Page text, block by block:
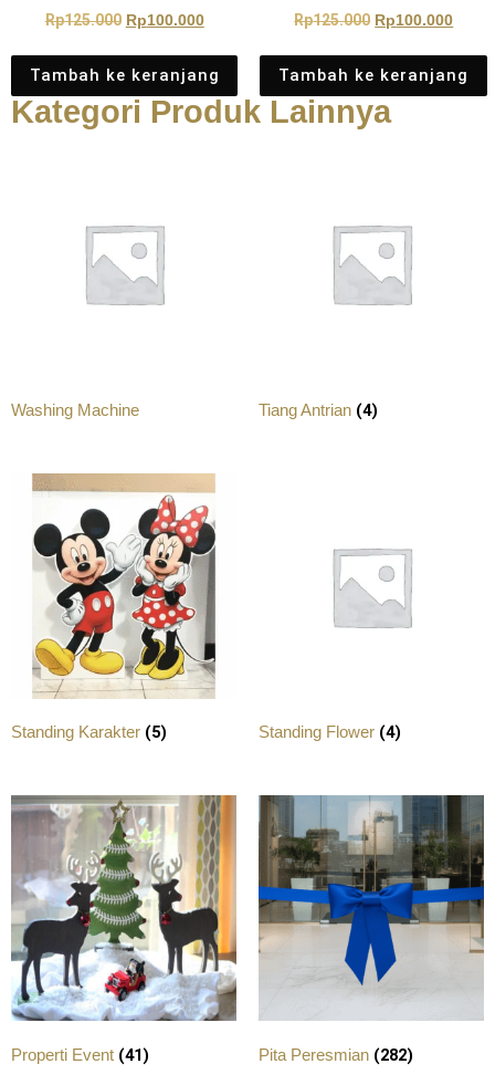
Rp125.000 Rp100.000
Tambah ke keranjang
Rp125.000 Rp100.000
Tambah ke keranjang
Kategori Produk Lainnya
Washing Machine Tiang Antrian (4)
Standing Karakter (5) Standing Flower (4)
Properti Event (41) Pita Peresmian (282)